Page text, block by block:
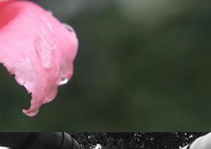
CIRCULARIDADES
demandas e propostas das instituições
Sesc Campinas e Ribeirão Preto.
e Sustentabilidade.